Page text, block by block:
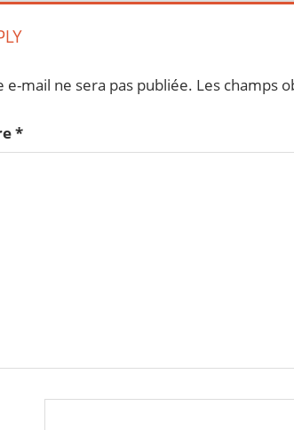
e-mail ne sera pas publiée. Les champs
*